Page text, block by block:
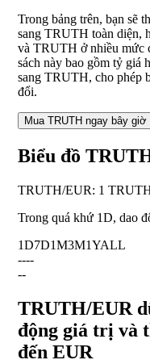
Trong bảng trên, bạn sẽ
sang TRUTH toàn diện,
và TRUTH ở nhiều mức
sách này bao gồm tỷ giá
sang TRUTH, cho phép
đổi.
Mua TRUTH ngay bây giờ
Biểu đồ
TRUTH/EUR: 1
Trong quá khứ 1D, dao
1D7D1M3M1YALL
----
--
TRUTH/EUR
động giá trị và
đến EUR